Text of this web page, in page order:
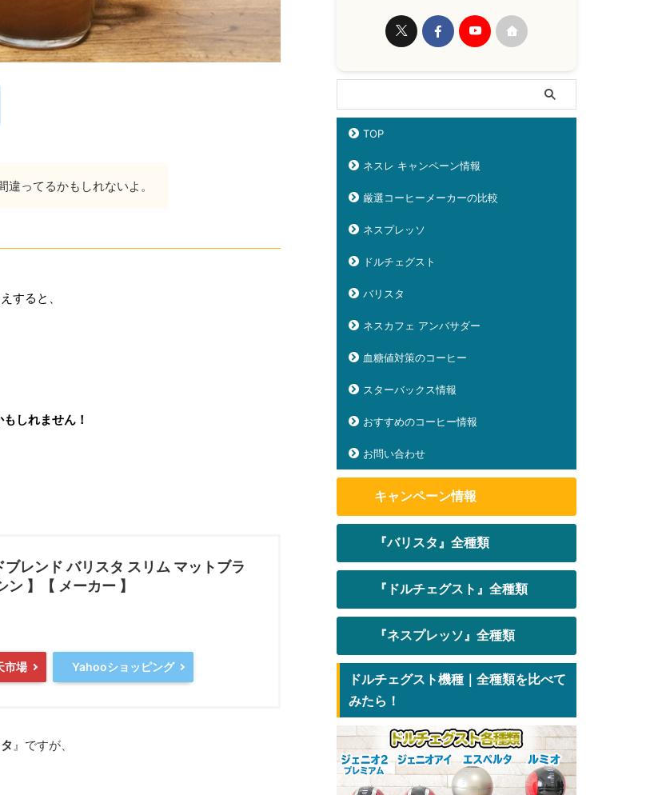
ってるかもしれないよ。
すると、
しれません！
レンド バリスタ スリム マットブラ
】【 メーカー 】
市場 Yahooショッピング
』ですが、
TOP
ネスレ キャンペーン情報
厳選コーヒーメーカーの比較
ネスプレッソ
ドルチェグスト
バリスタ
ネスカフェ アンバサダー
血糖値対策のコーヒー
スターバックス情報
おすすめのコーヒー情報
お問い合わせ
キャンペーン情報
『バリスタ』全種類
『ドルチェグスト』全種類
『ネスプレッソ』全種類
ドルチェグスト機種｜全種類を比べて
みたら！